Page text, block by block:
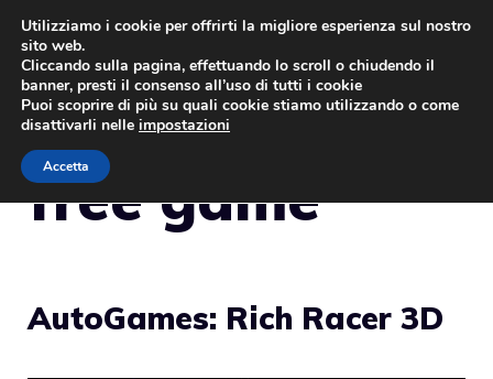
Vai
contenuto
free game
AutoGames: Rich Racer 3D
Utilizziamo i cookie per offrirti la migliore esperienza sul nostro
sito web.
Cliccando sulla pagina, effettuando lo scroll o chiudendo il
banner, presti il consenso all’uso di tutti i cookie
Puoi scoprire di più su quali cookie stiamo utilizzando o come
disattivarli nelle impostazioni
Accetta